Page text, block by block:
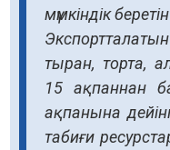
мүмкіндік
тыран, торта,
15 ақпаннан
ақпанына
табиғи